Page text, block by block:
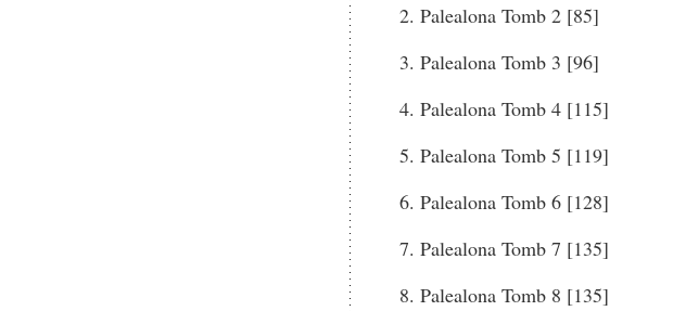
Palealona Tomb 2 [85]
Palealona Tomb 3 [96]
Palealona Tomb 4 [115]
Palealona Tomb 5 [119]
Palealona Tomb 6 [128]
Palealona Tomb 7 [135]
Palealona Tomb 8 [135]